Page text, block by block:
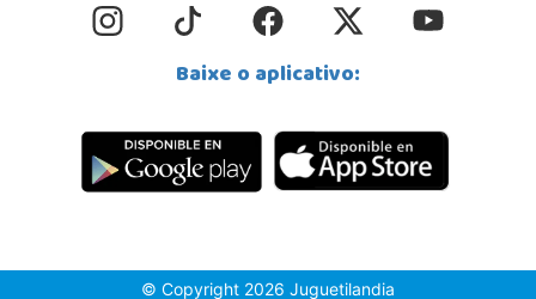
Baixe o aplicativo:
© Copyright 2026 Juguetilandia